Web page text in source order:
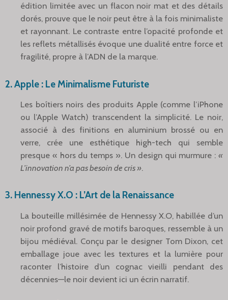
édition limitée avec un flacon noir mat et des détails
dorés, prouve que le noir peut être à la fois minimaliste
et rayonnant. Le contraste entre l’opacité profonde et
les reflets métallisés évoque une dualité entre force et
fragilité, propre à l’ADN de la marque.
2.Apple : Le Minimalisme Futuriste
Les boîtiers noirs des produits Apple (comme l’iPhone
ou l’Apple Watch) transcendent la simplicité. Le noir,
associé à des finitions en aluminium brossé ou en
verre, crée une esthétique high-tech qui semble
presque « hors du temps ». Un design qui murmure : «
L’innovation n’a pas besoin de cris ».
3. Hennessy X.O : L’Art de la Renaissance
La bouteille millésimée de Hennessy X.O, habillée d’un
noir profond gravé de motifs baroques, ressemble à un
bijou médiéval. Conçu par le designer Tom Dixon, cet
emballage joue avec les textures et la lumière pour
raconter l’histoire d’un cognac vieilli pendant des
décennies—le noir devient ici un écrin narratif.